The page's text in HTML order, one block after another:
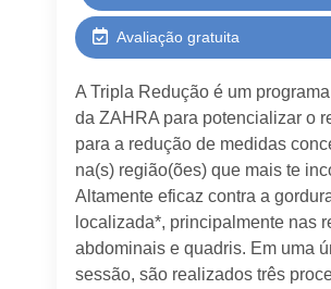
Avaliação gratuita
A Tripla Redução é um
da ZAHRA para potencializar o
para a redução de medidas
na(s) região(ões) que mais te
Altamente eficaz contra a
localizada*, principalmente nas
abdominais e quadris. Em uma
sessão, são realizados três